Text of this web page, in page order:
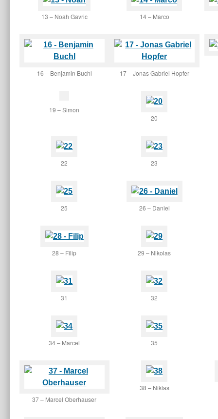
13 – Noah Gavric 14 – Marco
16 – Benjamin Buchl 17 – Jonas Gabriel Hopfer
19 – Simon
20
22 23
25 26 – Daniel
28 – Filip 29 – Nikolas
31 32
34 – Marcel 35
37 – Marcel Oberhauser
38 – Niklas